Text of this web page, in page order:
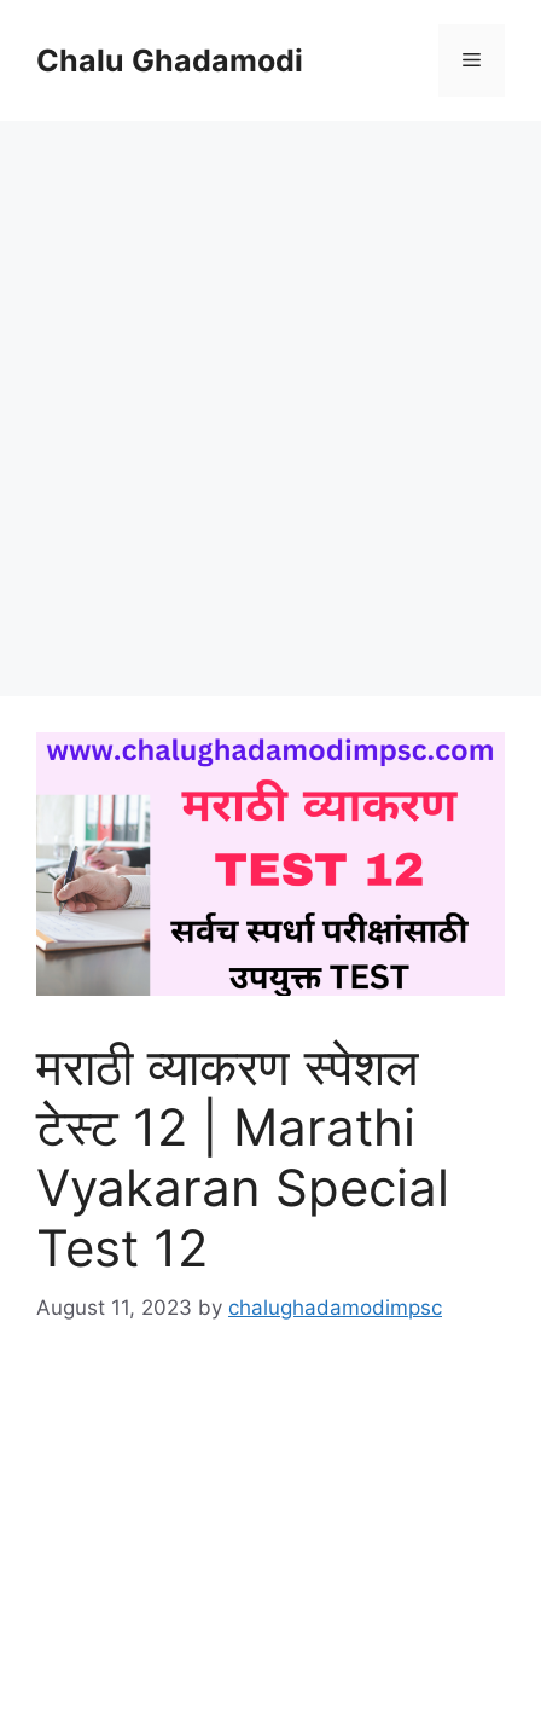
contentChalu Ghadamodi Menu
मराठी व्याकरण स्पेशल
टेस्ट 12 | Marathi
Vyakaran Special
Test 12
August 11, 2023 by chalughadamodimpsc